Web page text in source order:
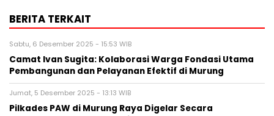
BERITA TERKAIT
Sabtu, 6 Desember 2025 - 15:53 WIB
Camat Ivan Sugita: Kolaborasi Warga Fondasi Utama
Pembangunan dan Pelayanan Efektif di Murung
Jumat, 5 Desember 2025 - 13:13 WIB
Pilkades PAW di Murung Raya Digelar Secara